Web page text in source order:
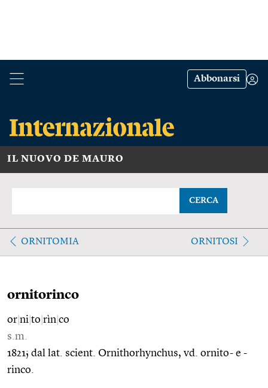
Abbonarsi
IL NUOVO DE MAURO
CERCA
ORNITOMIA ORNITOSI
ornitorinco
or ni to rìn co
s.m.
1821; dal lat. scient. Ornithorhynchus, vd. ornito- e -
rinco.